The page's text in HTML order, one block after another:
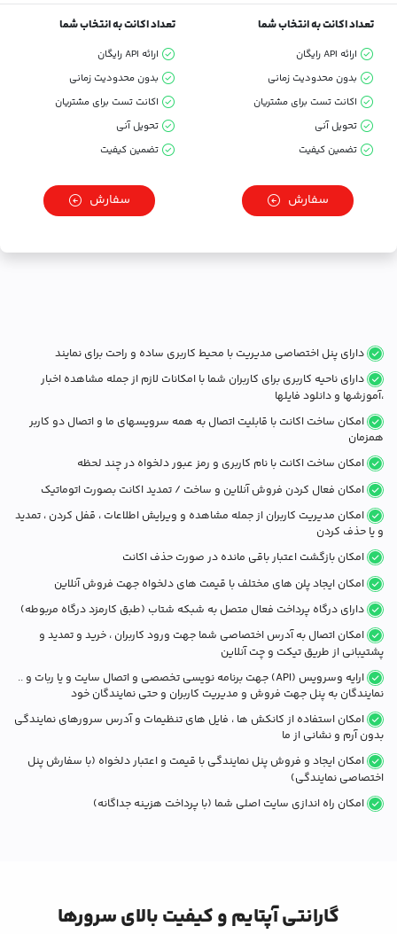
تعداد اکانت به انتخاب شما
ارائه API رایگان
بدون محدودیت زمانی
اکانت تست برای مشتریان
تحویل آنی
تضمین کیفیت
سفارش
تعداد اکانت به انتخاب شما
ارائه API رایگان
بدون محدودیت زمانی
اکانت تست برای مشتریان
تحویل آنی
تضمین کیفیت
سفارش
دارای پنل اختصاصی مدیریت با محیط کاربری ساده و راحت برای نمایند
دارای ناحیه کاربری برای کاربران شما با امکانات لازم از جمله مشاهده اخبار
،آموزشها و دانلود فایلها
امکان ساخت اکانت با قابلیت اتصال به همه سرویسهای ما و اتصال دو کاربر
همزمان
امکان ساخت اکانت با نام کاربری و رمز عبور دلخواه در چند لحظه
امکان فعال کردن فروش آنلاین و ساخت / تمدید اکانت بصورت اتوماتیک
امکان مدیریت کاربران از جمله مشاهده و ویرایش اطلاعات ، قفل کردن ، تمدید
و یا حذف کردن
امکان بازگشت اعتبار باقی مانده در صورت حذف اکانت
امکان ایجاد پلن های مختلف با قیمت های دلخواه جهت فروش آنلاین
دارای درگاه پرداخت فعال متصل به شبکه شتاب (طبق کارمزد درگاه مربوطه)
امکان اتصال به آدرس اختصاصی شما جهت ورود کاربران ، خرید و تمدید و
پشتیبانی از طریق تیکت و چت آنلاین
ارایه وسرویس (API) جهت برنامه نویسی تخصصی و اتصال سایت و یا ربات و ..
نمایندگان به پنل جهت فروش و مدیریت کاربران و حتی نمایندگان خود
امکان استفاده از کانکش ها ، فایل های تنظیمات و آدرس سرورهای نمایندگی
بدون آرم و نشانی از ما
امکان ایجاد و فروش پنل نمایندگی با قیمت و اعتبار دلخواه (با سفارش پنل
اختصاصی نمایندگی)
امکان راه اندازی سایت اصلی شما (با پرداخت هزینه جداگانه)
گارانتی آپتایم و کیفیت بالای سرورها